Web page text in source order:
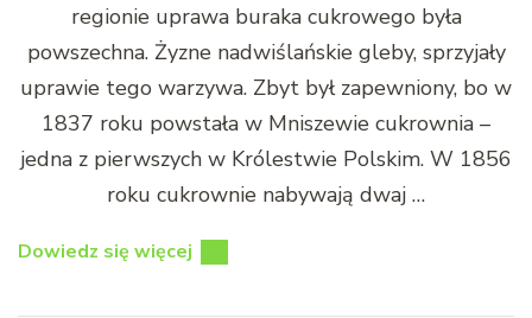
regionie uprawa buraka cukrowego była
powszechna. Żyzne nadwiślańskie gleby, sprzyjały
uprawie tego warzywa. Zbyt był zapewniony, bo w
1837 roku powstała w Mniszewie cukrownia –
jedna z pierwszych w Królestwie Polskim. W 1856
roku cukrownie nabywają dwaj …
Dowiedz się więcej